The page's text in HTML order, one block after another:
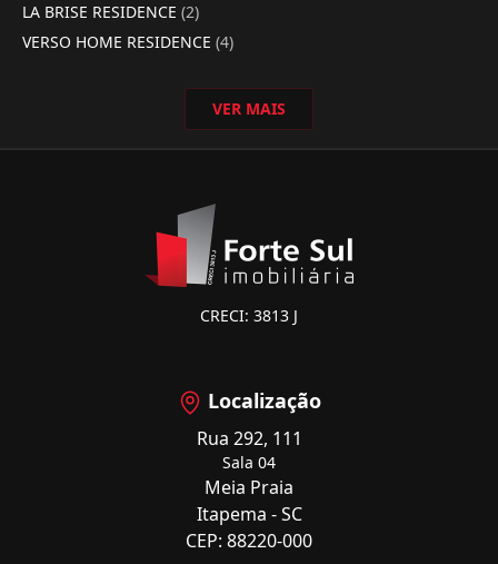
LA BRISE RESIDENCE (2)
VERSO HOME RESIDENCE (4)
VER MAIS
CRECI: 3813 J
Localização
Rua 292, 111
Sala 04
Meia Praia
Itapema - SC
CEP: 88220-000